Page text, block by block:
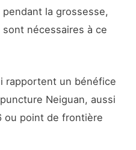
la grossesse,
sont nécessaires à ce
rapportent un bénéfice
Neiguan, aussi
ou point de frontière